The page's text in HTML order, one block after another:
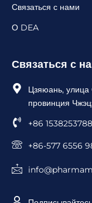
Связаться с нами
О DEA
Связаться с
Цзяюань, улица
провинция
+86
+86-577 6556